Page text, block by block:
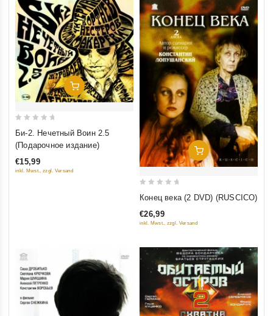
Добавить В Корзину
5
Би-2. Нечетный Воин 2.5
(Подарочное издание)
€15,99
inkl. Mwst., zzgl. Versand
Добавить В Корзину
of
Конец века (2 DVD) (RUSCICO)
€26,99
inkl. Mwst., zzgl. Versand